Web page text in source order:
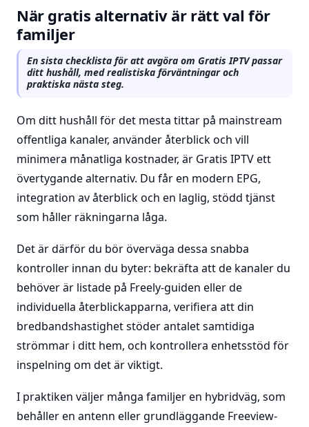
När gratis alternativ är rätt val för
familjer
En sista checklista för att avgöra om Gratis IPTV passar
ditt hushåll, med realistiska förväntningar och
praktiska nästa steg.
Om ditt hushåll för det mesta tittar på mainstream
offentliga kanaler, använder återblick och vill
minimera månatliga kostnader, är Gratis IPTV ett
övertygande alternativ. Du får en modern EPG,
integration av återblick och en laglig, stödd tjänst
som håller räkningarna låga.
Det är därför du bör överväga dessa snabba
kontroller innan du byter: bekräfta att de kanaler du
behöver är listade på Freely-guiden eller de
individuella återblickapparna, verifiera att din
bredbandshastighet stöder antalet samtidiga
strömmar i ditt hem, och kontrollera enhetsstöd för
inspelning om det är viktigt.
I praktiken väljer många familjer en hybridväg, som
behåller en antenn eller grundläggande Freeview-